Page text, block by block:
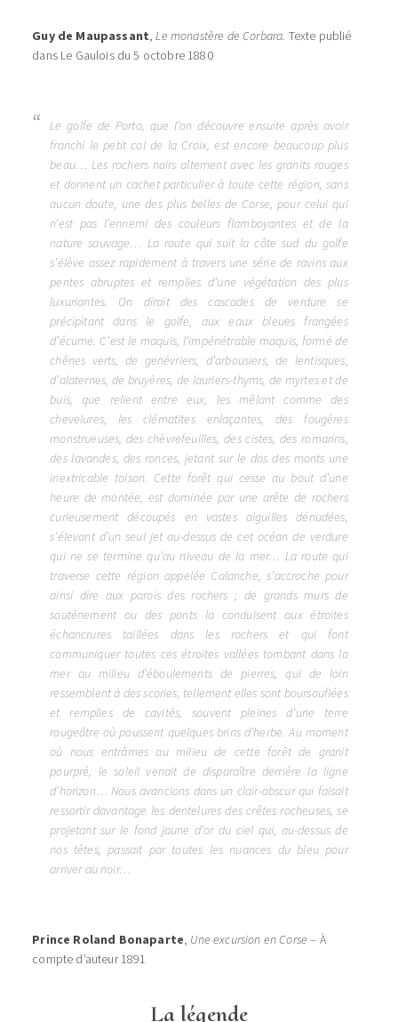
Guy de Maupassant,Le monastère de Corbara. Texte publié
dans Le Gaulois du 5 octobre 1880
Le golfe de Porto, que l’on découvre ensuite après avoir
franchi le petit col de la Croix, est encore beaucoup plus
beau… Les rochers noirs alternent avec les granits rouges
et donnent un cachet particulier à toute cette région, sans
aucun doute, une des plus belles de Corse, pour celui qui
n’est pas l’ennemi des couleurs flamboyantes et de la
nature sauvage… La route qui suit la côte sud du golfe
s’élève assez rapidement à travers une série de ravins aux
pentes abruptes et remplies d’une végétation des plus
luxuriantes. On dirait des cascades de verdure se
précipitant dans le golfe, aux eaux bleues frangées
d’écume. C’est le maquis, l’impénétrable maquis, formé de
chênes verts, de genévriers, d’arbousiers, de lentisques,
d’alaternes, de bruyères, de lauriers-thyms, de myrtes et de
buis, que relient entre eux, les mêlant comme des
chevelures, les clématites enlaçantes, des fougères
monstrueuses, des chèvrefeuilles, des cistes, des romarins,
des lavandes, des ronces, jetant sur le dos des monts une
inextricable toison. Cette forêt qui cesse au bout d’une
heure de montée, est dominée par une arête de rochers
curieusement découpés en vastes aiguilles dénudées,
s’élevant d’un seul jet au-dessus de cet océan de verdure
qui ne se termine qu’au niveau de la mer… La route qui
traverse cette région appelée Calanche, s’accroche pour
ainsi dire aux parois des rochers ; de grands murs de
soutènement ou des ponts la conduisent aux étroites
échancrures taillées dans les rochers et qui font
communiquer toutes ces étroites vallées tombant dans la
mer au milieu d’éboulements de pierres, qui de loin
ressemblent à des scories, tellement elles sont boursouflées
et remplies de cavités, souvent pleines d’une terre
rougeâtre où poussent quelques brins d’herbe. Au moment
où nous entrâmes au milieu de cette forêt de granit
pourpré, le soleil venait de disparaître derrière la ligne
d’horizon… Nous avancions dans un clair-obscur qui faisait
ressortir davantage les dentelures des crêtes rocheuses, se
projetant sur le fond jaune d’or du ciel qui, au-dessus de
nos têtes, passait par toutes les nuances du bleu pour
arriver au noir…
Prince Roland Bonaparte, Une excursion en Corse – À
compte d’auteur 1891
La légende